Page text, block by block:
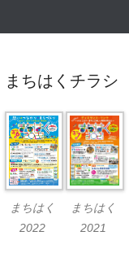
まちはくチラシ
まちはく
2022
まちはく
2021